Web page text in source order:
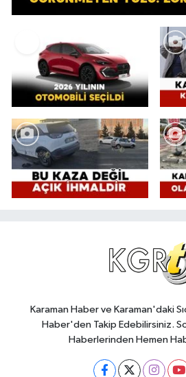
Karaman Haber ve Karaman'daki
Haber'den Takip Edebilirsiniz.
Haberlerinden Hemen